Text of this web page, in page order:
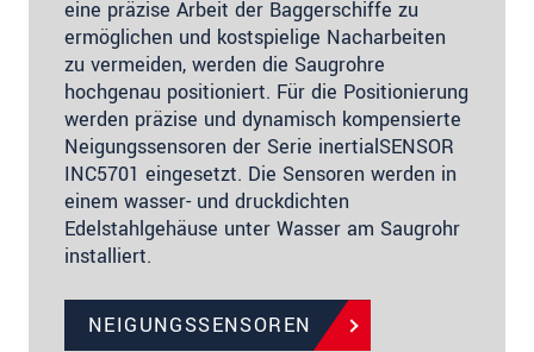
eine präzise Arbeit der Baggerschiffe zu
ermöglichen und kostspielige Nacharbeiten
zu vermeiden, werden die Saugrohre
hochgenau positioniert. Für die Positionierung
werden präzise und dynamisch kompensierte
Neigungssensoren der Serie inertialSENSOR
INC5701 eingesetzt. Die Sensoren werden in
einem wasser- und druckdichten
Edelstahlgehäuse unter Wasser am Saugrohr
installiert.
NEIGUNGSSENSOREN